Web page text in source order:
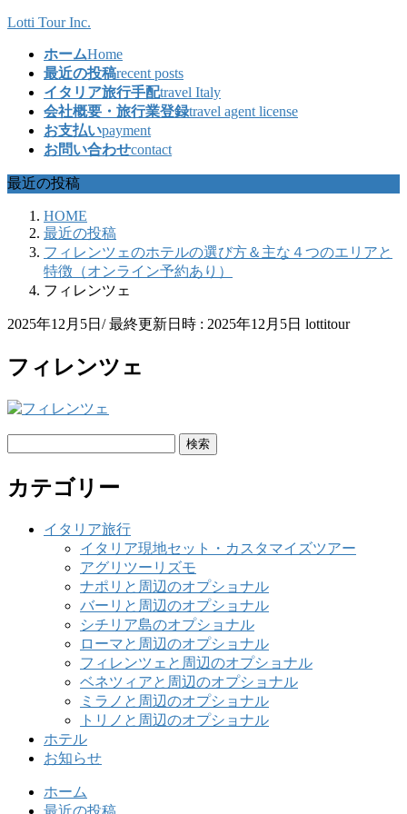
コ
ッ
プ
ナ
移
動
Lotti Tour Inc.
ホームHome
最近の投稿recent posts
イタリア旅行手配travel Italy
会社概要・旅行業登録travel agent license
お支払いpayment
お問い合わせcontact
最近の投稿
HOME
最近の投稿
フィレンツェのホテルの選び方＆主な４つのエリアと
特徴（オンライン予約あり）
フィレンツェ
2025年12月5日 / 最終更新日時 : 2025年12月5日 lottitour
フィレンツェ
カテゴリー
イタリア旅行
イタリア現地セット・カスタマイズツアー
アグリツーリズモ
ナポリと周辺のオプショナル
バーリと周辺のオプショナル
シチリア島のオプショナル
ローマと周辺のオプショナル
フィレンツェと周辺のオプショナル
ベネツィアと周辺のオプショナル
ミラノと周辺のオプショナル
トリノと周辺のオプショナル
ホテル
お知らせ
ホーム
最近の投稿